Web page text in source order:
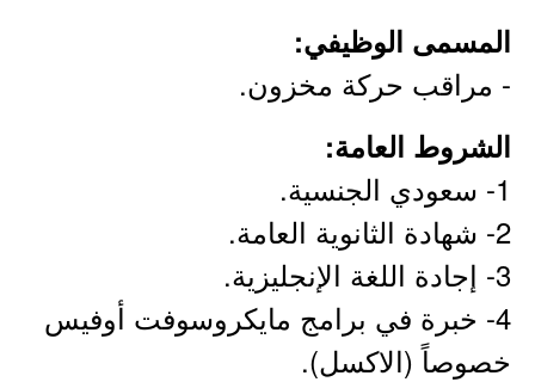
المسمى الوظيفي:
- مراقب حركة مخزون.
الشروط العامة:
1- سعودي الجنسية.
2- شهادة الثانوية العامة.
3- إجادة اللغة الإنجليزية.
4- خبرة في برامج مايكروسوفت أوفيس
خصوصاً (الاكسل).